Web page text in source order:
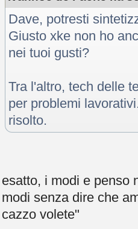
Dave, potresti
Giusto xke non ho
nei tuoi gusti?
Tra l'altro, tech delle
per problemi
risolto.
esatto, i modi e penso
modi senza dire che
cazzo volete"